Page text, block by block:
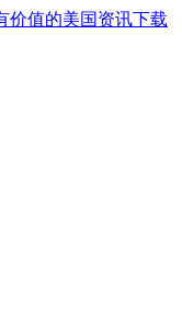
价值的美国资讯下载